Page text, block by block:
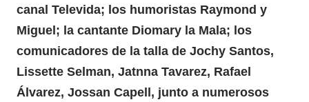
canal Televida; los humoristas Raymond y
Miguel; la cantante Diomary la Mala; los
comunicadores de la talla de Jochy Santos,
Lissette Selman, Jatnna Tavarez, Rafael
Álvarez, Jossan Capell, junto a numerosos